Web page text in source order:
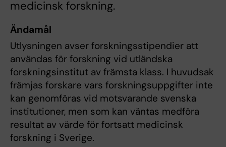
medicinsk forskning.
Ändamål
Utlysningen avser forskningsstipendier att
användas för forskning vid utländska
forskningsinstitut av främsta klass. I huvudsak
främjas forskare vars forskningsuppgifter inte
kan genomföras vid motsvarande svenska
institutioner, men som kan väntas medföra
resultat av värde för fortsatt medicinsk
forskning i Sverige.